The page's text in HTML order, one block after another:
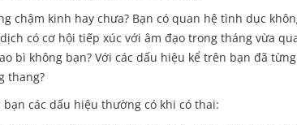
chậm kinh hay chưa? Bạn có quan hệ tình dục
có cơ hội tiếp xúc với âm đạo trong tháng vừa
bì không bạn? Với các dấu hiệu kể trên bạn đã
thang?
các dấu hiệu thường có khi có thai: